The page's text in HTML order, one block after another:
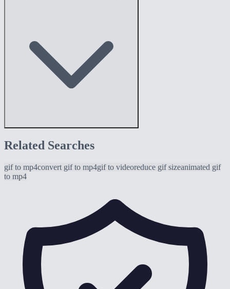
Related Searches
gif to mp4convert gif to mp4gif to videoreduce gif sizeanimated gif
to mp4